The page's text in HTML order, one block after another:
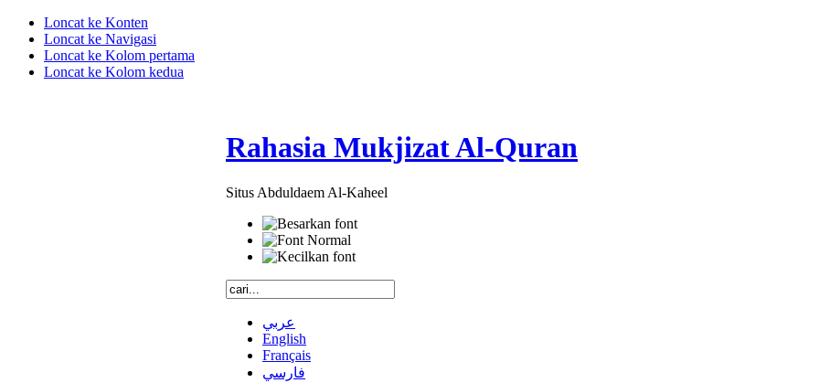
Loncat ke Konten
Loncat ke Navigasi
Loncat ke Kolom pertama
Loncat ke Kolom kedua
Rahasia Mukjizat Al-Quran
Situs Abduldaem Al-Kaheel
عربي
English
Français
فارسي